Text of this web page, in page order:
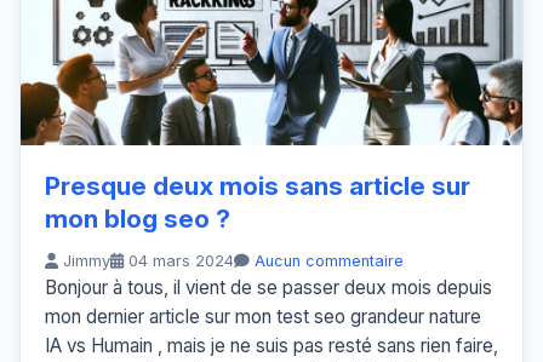
Presque deux mois sans article sur
mon blog seo ?
Jimmy 04 mars 2024 Aucun commentaire
Bonjour à tous, il vient de se passer deux mois depuis
mon dernier article sur mon test seo grandeur nature
IA vs Humain , mais je ne suis pas resté sans rien faire,